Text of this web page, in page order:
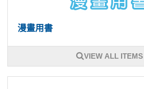
漫畫用書
VIEW ALL ITEMS